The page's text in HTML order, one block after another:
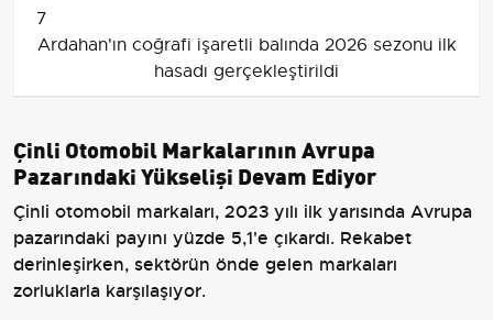
7
Ardahan'ın coğrafi işaretli balında 2026 sezonu ilk
hasadı gerçekleştirildi
Çinli Otomobil Markalarının Avrupa
Pazarındaki Yükselişi Devam Ediyor
Çinli otomobil markaları, 2023 yılı ilk yarısında Avrupa
pazarındaki payını yüzde 5,1'e çıkardı. Rekabet
derinleşirken, sektörün önde gelen markaları
zorluklarla karşılaşıyor.